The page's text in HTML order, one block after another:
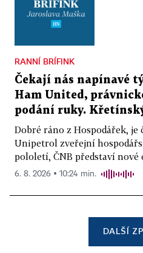
RANNÍ BRÍFINK
Čekají nás napínavé
Ham United,
podání ruky.
Dobré ráno z Hospodářek,
Unipetrol zveřejní
pololetí, ČNB představí nové
6. 8. 2026 ▪ 10:24 min.
DALŠÍ